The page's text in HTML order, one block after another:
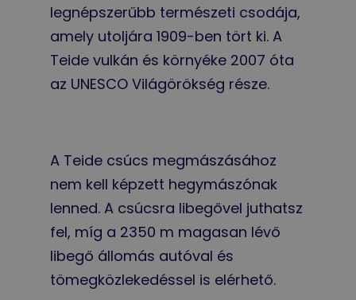
legnépszerűbb természeti csodája,
amely utoljára 1909-ben tört ki. A
Teide vulkán és környéke 2007 óta
az UNESCO Világörökség része.
A Teide csúcs megmászásához
nem kell képzett hegymászónak
lenned. A csúcsra libegővel juthatsz
fel, míg a 2350 m magasan lévő
libegő állomás autóval és
tömegközlekedéssel is elérhető.